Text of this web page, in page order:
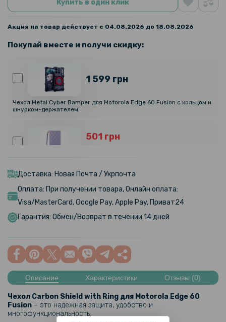
Купить в один клик
Акция на товар действует с 04.08.2026 до 18.08.2026
Покупай вместе и получи скидку:
1 599 грн
Чехол Metal Cyber Bamper для Motorola Edge 60 Fusion с кольцом и
шнурком-держателем
501 грн
159 грн
199 грн
Защитное стекло 3D Full Screen Tempered Glass для Motorola Edge
159 грн
199 грн
Противоударная гидрогелевая пленка Hydrogel Film для Motorola
Edge 60 Fusion, Transparent
Доставка: Новая Почта / Укрпочта
Оплата: При получении товара, Онлайн оплата:
Visa/MasterCard, Google Pay, Apple Pay, Приват24
Гарантия: Обмен/Возврат в течении 14 дней
Описание Характеристики Отзывы (0)
Чехол Carbon Shield with Ring для Motorola Edge 60
Fusion – это надежная защита, удобство и
многофункциональность.